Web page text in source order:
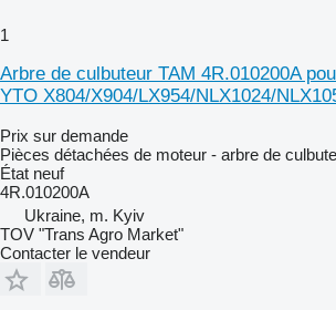
1
Arbre de culbuteur TAM 4R.010200A
YTO X804/X904/LX954/NLX1024/
Prix sur demande
Pièces détachées de moteur - arbre de
État neuf
4R.010200A
Ukraine, m. Kyiv
TOV "Trans Agro Market"
Contacter le vendeur